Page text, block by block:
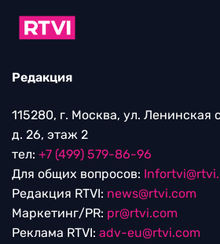
Редакция
115280, г. Москва, ул. Ленинская
д. 26, этаж 2
тел: +7 (499) 579-86-96
Для общих вопросов:
Редакция RTVI: news@rtvi.com
Маркетинг/PR: pr@rtvi.com
Реклама RTVI: adv-eu@rtvi.com